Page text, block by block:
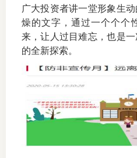
广大投资者讲一堂形象生
燥的文字，通过一个个个
来，让人过目难忘，也是
的全新探索。